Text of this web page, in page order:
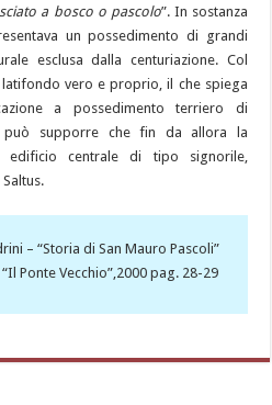
a bosco o pascolo”. In sostanza
un possedimento di grandi
esclusa dalla centuriazione. Col
vero e proprio, il che spiega
a possedimento terriero di
può supporre che fin da allora la
centrale di tipo signorile,
– “Storia di San Mauro Pascoli”
Ponte Vecchio”,2000 pag. 28-29